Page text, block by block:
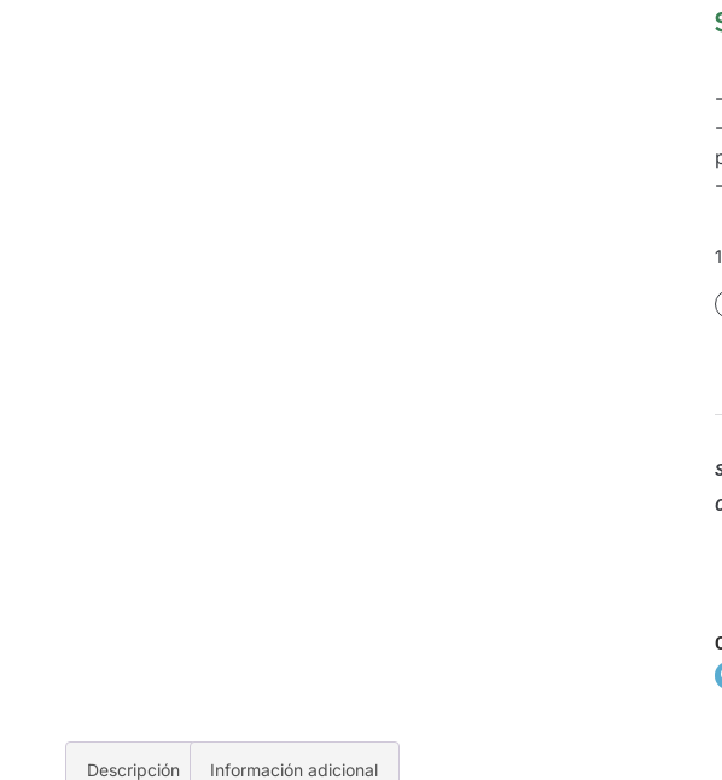
Descripción Información adicional